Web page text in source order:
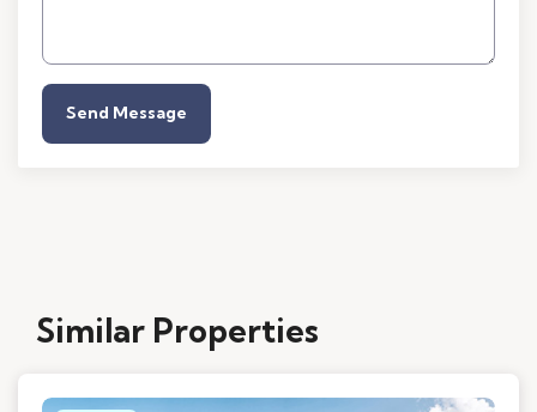
Send Message
Similar Properties